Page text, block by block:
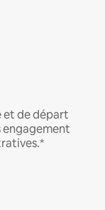
et de départ
engagement